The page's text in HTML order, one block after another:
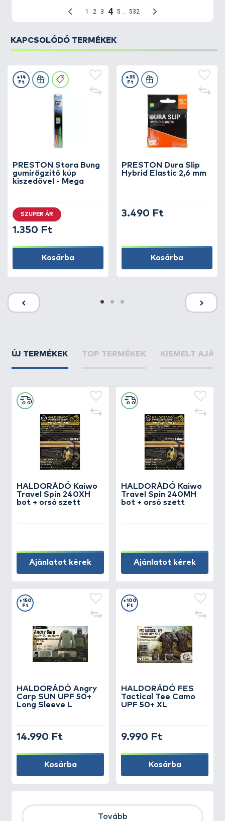
KAPCSOLÓDÓ TERMÉKEK
PRESTON Stora Bung
gumirögzítő kúp
kiszedővel - Mega
+14
Ft
SZUPER ÁR
1.350 Ft
Kosárba
PRESTON Dura Slip
Hybrid Elastic 2,6 mm
+35
Ft
3.490 Ft
Kosárba
ÚJ TERMÉKEK TOP TERMÉKEK KIEMELT
HALDORÁDÓ Kaiwo
Travel Spin 240XH
bot + orsó szett
Ajánlatot kérek
HALDORÁDÓ Kaiwo
Travel Spin 240MH
bot + orsó szett
Ajánlatot kérek
HALDORÁDÓ Angry
Carp SUN UPF 50+
Long Sleeve L
+150
Ft
14.990 Ft
Kosárba
HALDORÁDÓ FES
Tactical Tee Camo
UPF 50+ XL
+100
Ft
9.990 Ft
Kosárba
Tovább